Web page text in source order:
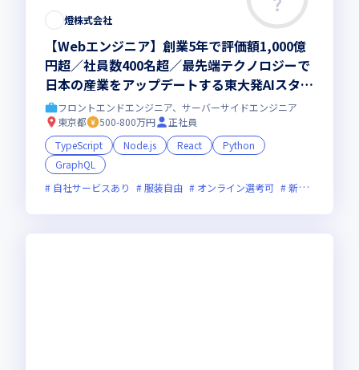
燈株式会社
【Webエンジニア】創業5年で評価額1,000億
円超／社員数400名超／最先端テクノロジーで
日本の産業をアップデートする東大発AIスター
トアップ
フロントエンドエンジニア、サーバーサイドエンジニア
東京都
500-800万円
正社員
TypeScript
Node.js React
Python
GraphQL
自社サービスあり
服装自由 オンライン選考可 新規立ち上げ